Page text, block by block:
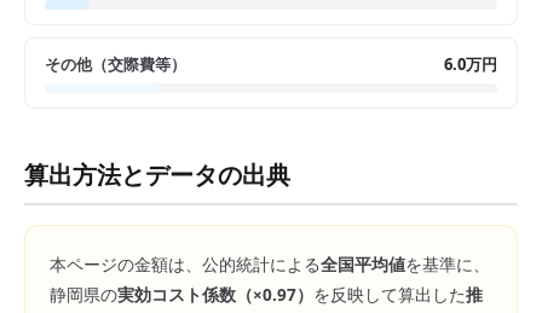
その他（交際費等） 6.0万円
算出方法とデータの出典
本ページの金額は、公的統計による全国平均値を基準に、
静岡県の実効コスト係数（×0.97） を反映して算出した推